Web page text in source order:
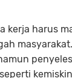
kerja harus